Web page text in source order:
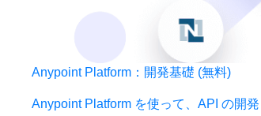
Anypoint Platform：開発基礎 (無料)
Anypoint Platform を使って、API の開